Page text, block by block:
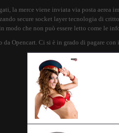
la merce viene inviata via posta aerea
secure socket layer tecnologia di
modo che non può essere letto come le
Opencart. Ci si è in grado di pagare